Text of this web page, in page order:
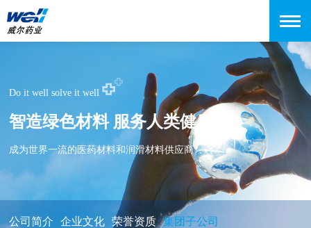
Do it well solve it well
智造绿色材料 服务人类健康
成为世界一流的医药材料和润滑材料供应商
公司简介 企业文化 荣誉资质 集团子公司